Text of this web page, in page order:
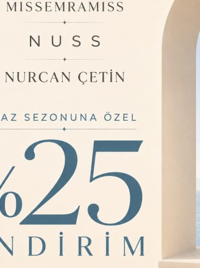
ÜRÜN BILGISI
Standart
-
- Relaxed
- Çocuklar
onların
YORUMLAR